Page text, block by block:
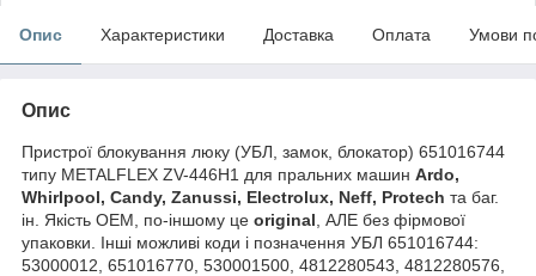
Опис Характеристики Доставка Оплата Умови
Опис
Пристрої блокування люку (УБЛ, замок, блокатор) 651016744
типу METALFLEX ZV-446H1 для пральних машин Ardo,
Whirlpool, Candy, Zanussi, Electrolux, Neff, Protech та баг.
ін. Якість OEM, по-іншому це original , АЛЕ без фірмової
упаковки. Інші можливі коди і позначення УБЛ 651016744:
53000012, 651016770, 530001500, 4812280543, 4812280576,